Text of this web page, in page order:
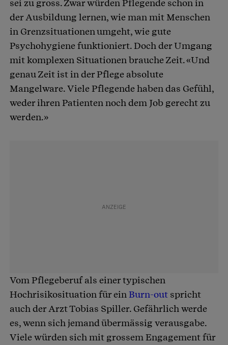
sei zu gross. Zwar würden Pflegende schon in
der Ausbildung lernen, wie man mit Menschen
in Grenzsituationen umgeht, wie gute
Psychohygiene funktioniert. Doch der Umgang
mit komplexen Situationen brauche Zeit. «Und
genau Zeit ist in der Pflege absolute
Mangelware. Viele Pflegende haben das Gefühl,
weder ihren Patienten noch dem Job gerecht zu
werden.»
Vom Pflegeberuf als einer typischen
Hochrisikosituation für einBurn-out spricht
auch der Arzt Tobias Spiller. Gefährlich werde
es, wenn sich jemand übermässig verausgabe.
Viele würden sich mit grossem Engagement für